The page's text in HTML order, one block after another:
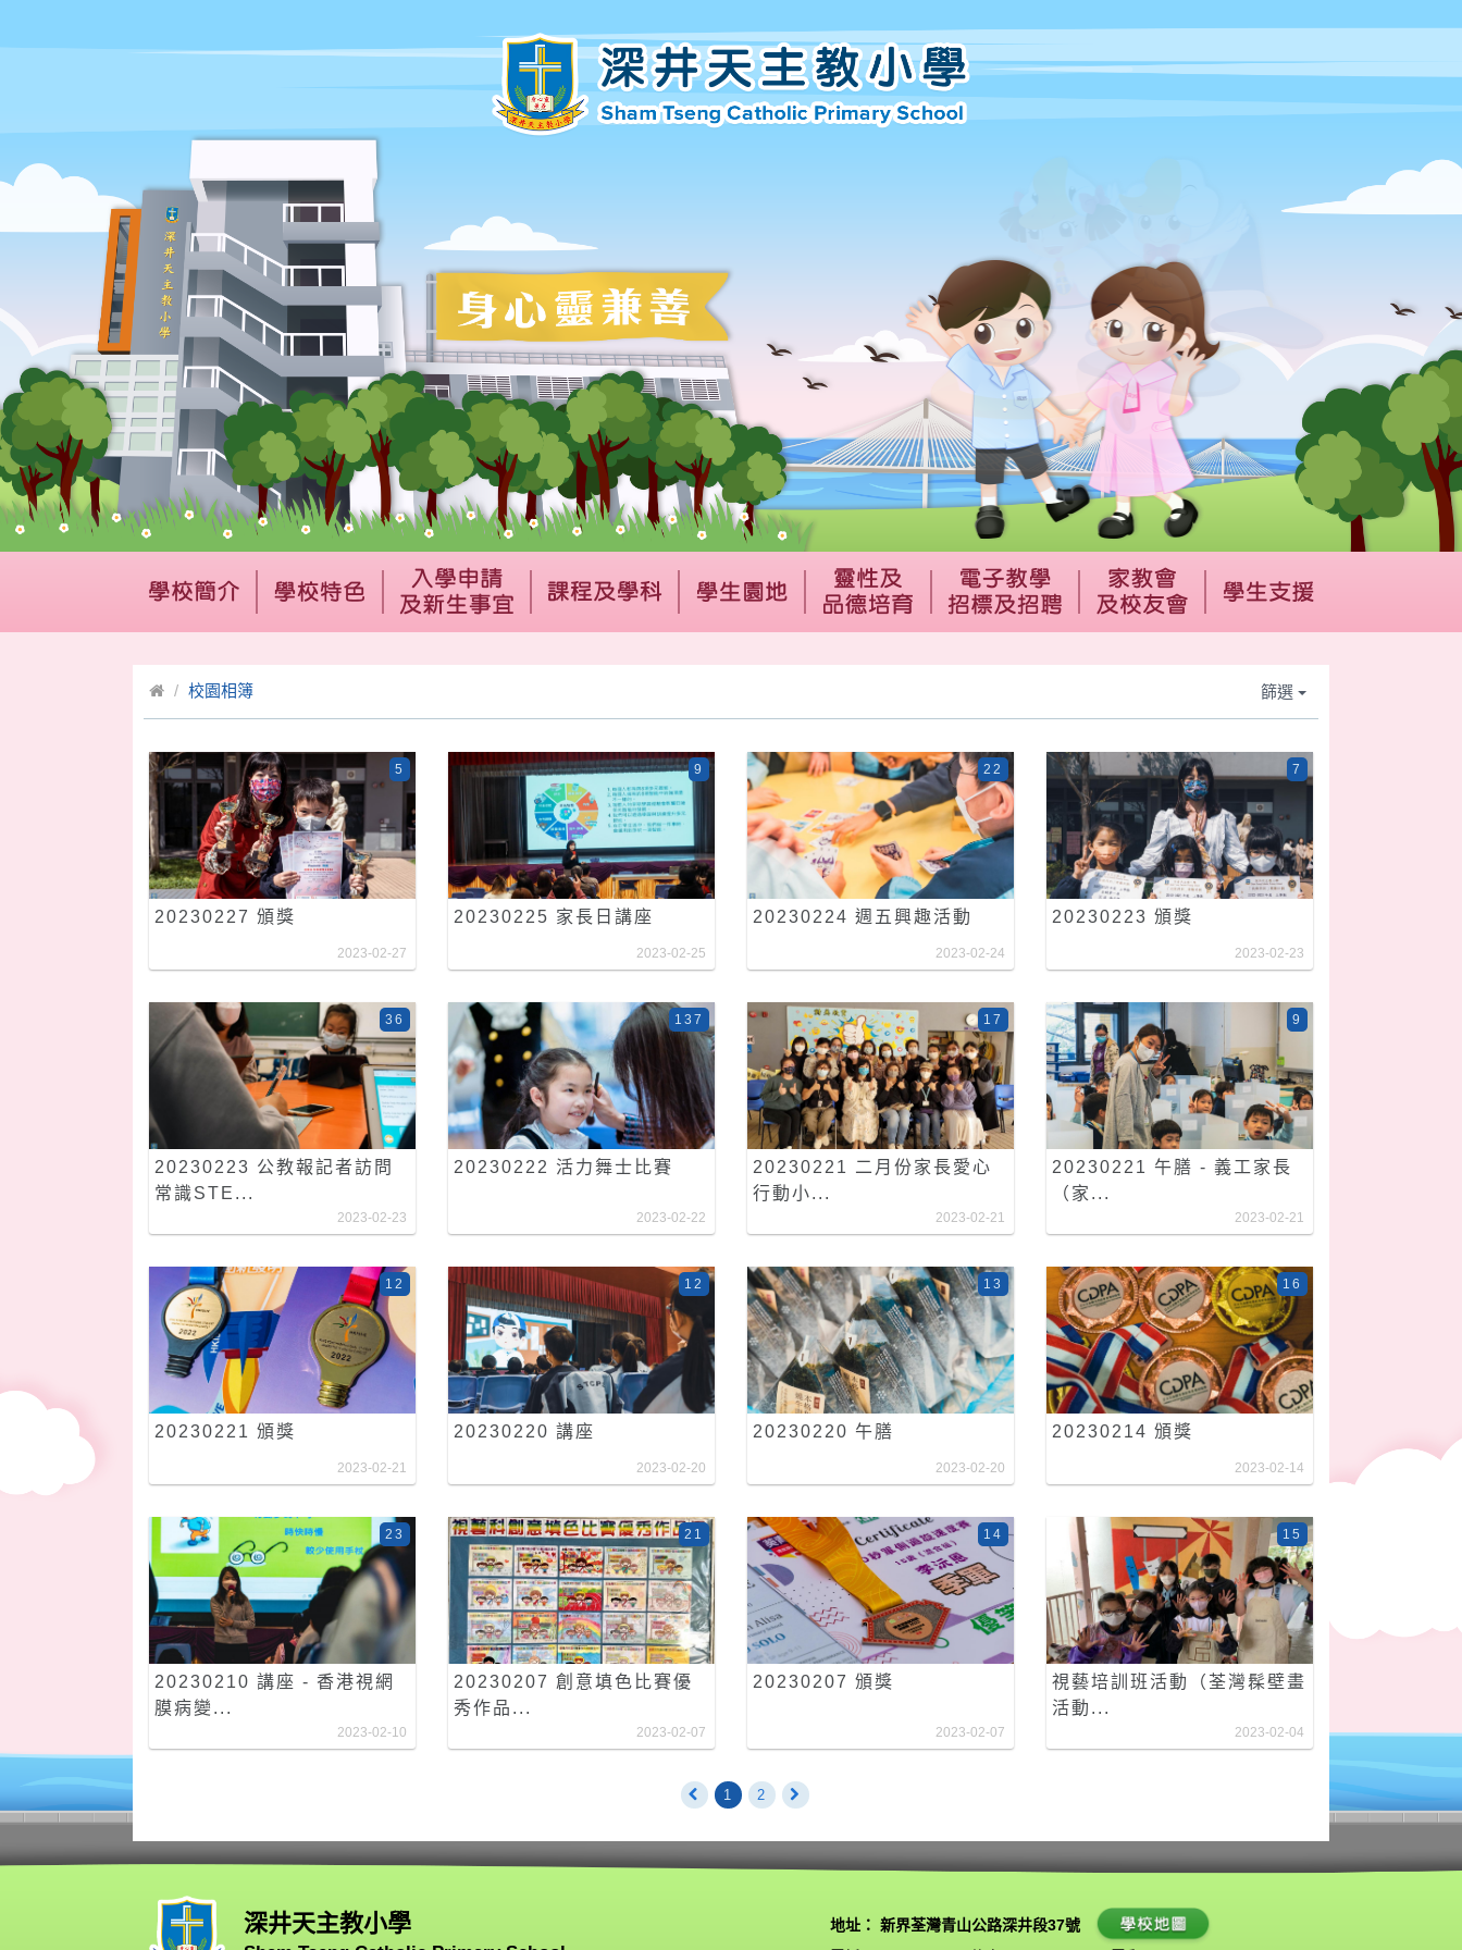
校園相簿 篩選
20230227 頒獎
5
2023-02-27
20230225 家長日講座
9
2023-02-25
20230224 週五興趣活動
22
2023-02-24
20230223 頒獎
7
2023-02-23
20230223 公教報記者訪問
常識STE...
36
2023-02-23
20230222 活力舞士比賽
137
2023-02-22
20230221 二月份家長愛心
行動小...
17
2023-02-21
20230221 午膳 - 義工家長
（家...
9
2023-02-21
20230221 頒獎
12
2023-02-21
20230220 講座
12
2023-02-20
20230220 午膳
13
2023-02-20
20230214 頒獎
16
2023-02-14
20230210 講座 - 香港視網
膜病變...
23
2023-02-10
20230207 創意填色比賽優
秀作品...
21
2023-02-07
20230207 頒獎
14
2023-02-07
視藝培訓班活動（荃灣髹壁畫
活動...
15
2023-02-04
1 2
深井天主教小學
地址： 新界荃灣青山公路深井段37號